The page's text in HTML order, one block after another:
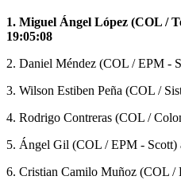
1. Miguel Ángel López (COL /
19:05:08
2. Daniel Méndez (COL / EPM -
3. Wilson Estiben Peña (COL /
4. Rodrigo Contreras (COL /
5. Ángel Gil (COL / EPM - Scott)
6. Cristian Camilo Muñoz (COL /